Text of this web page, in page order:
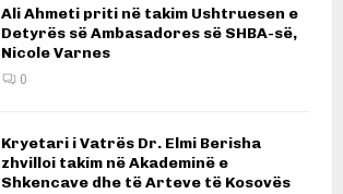
Ali Ahmeti priti në takim Ushtruesen e
Detyrës së Ambasadores së SHBA-së,
Nicole Varnes
0
Kryetari i Vatrës Dr. Elmi Berisha
zhvilloi takim në Akademinë e
Shkencave dhe të Arteve të Kosovës